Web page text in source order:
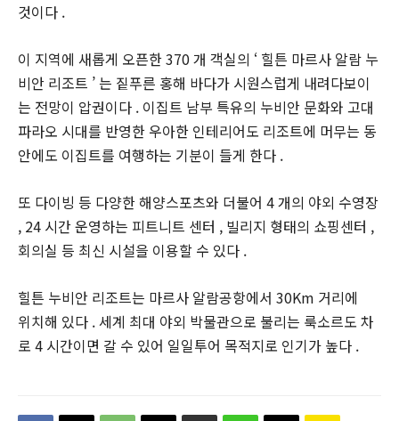
것이다 .
이 지역에 새롭게 오픈한 370 개 객실의 ‘ 힐튼 마르사 알람 누
비안 리조트 ’ 는 짙푸른 홍해 바다가 시원스럽게 내려다보이
는 전망이 압권이다 . 이집트 남부 특유의 누비안 문화와 고대
파라오 시대를 반영한 우아한 인테리어도 리조트에 머무는 동
안에도 이집트를 여행하는 기분이 들게 한다 .
또 다이빙 등 다양한 해양스포츠와 더불어 4 개의 야외 수영장
, 24 시간 운영하는 피트니트 센터 , 빌리지 형태의 쇼핑센터 ,
회의실 등 최신 시설을 이용할 수 있다 .
힐튼 누비안 리조트는 마르사 알람공항에서 30Km 거리에
위치해 있다 . 세계 최대 야외 박물관으로 불리는 룩소르도 차
로 4 시간이면 갈 수 있어 일일투어 목적지로 인기가 높다 .